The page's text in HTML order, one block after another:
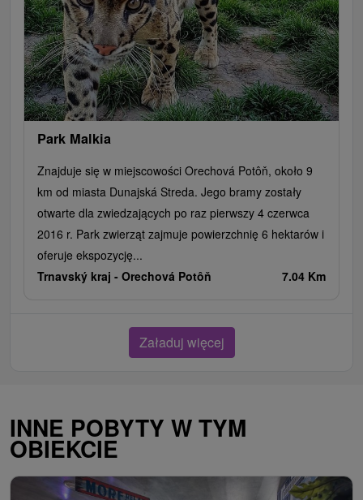
Park Malkia
Znajduje się w miejscowości Orechová Potôň, około 9
km od miasta Dunajská Streda. Jego bramy zostały
otwarte dla zwiedzających po raz pierwszy 4 czerwca
2016 r. Park zwierząt zajmuje powierzchnię 6 hektarów i
oferuje ekspozycję...
Trnavský kraj - Orechová Potôň 7.04 Km
Załaduj więcej
INNE POBYTY W TYM
OBIEKCIE